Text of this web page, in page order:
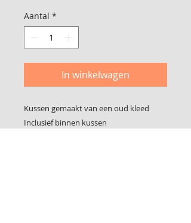
Aantal *
In winkelwagen
Kussen gemaakt van een oud kleed
Inclusief binnen kussen